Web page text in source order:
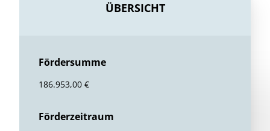
ÜBERSICHT
Fördersumme
186.953,00 €
Förderzeitraum